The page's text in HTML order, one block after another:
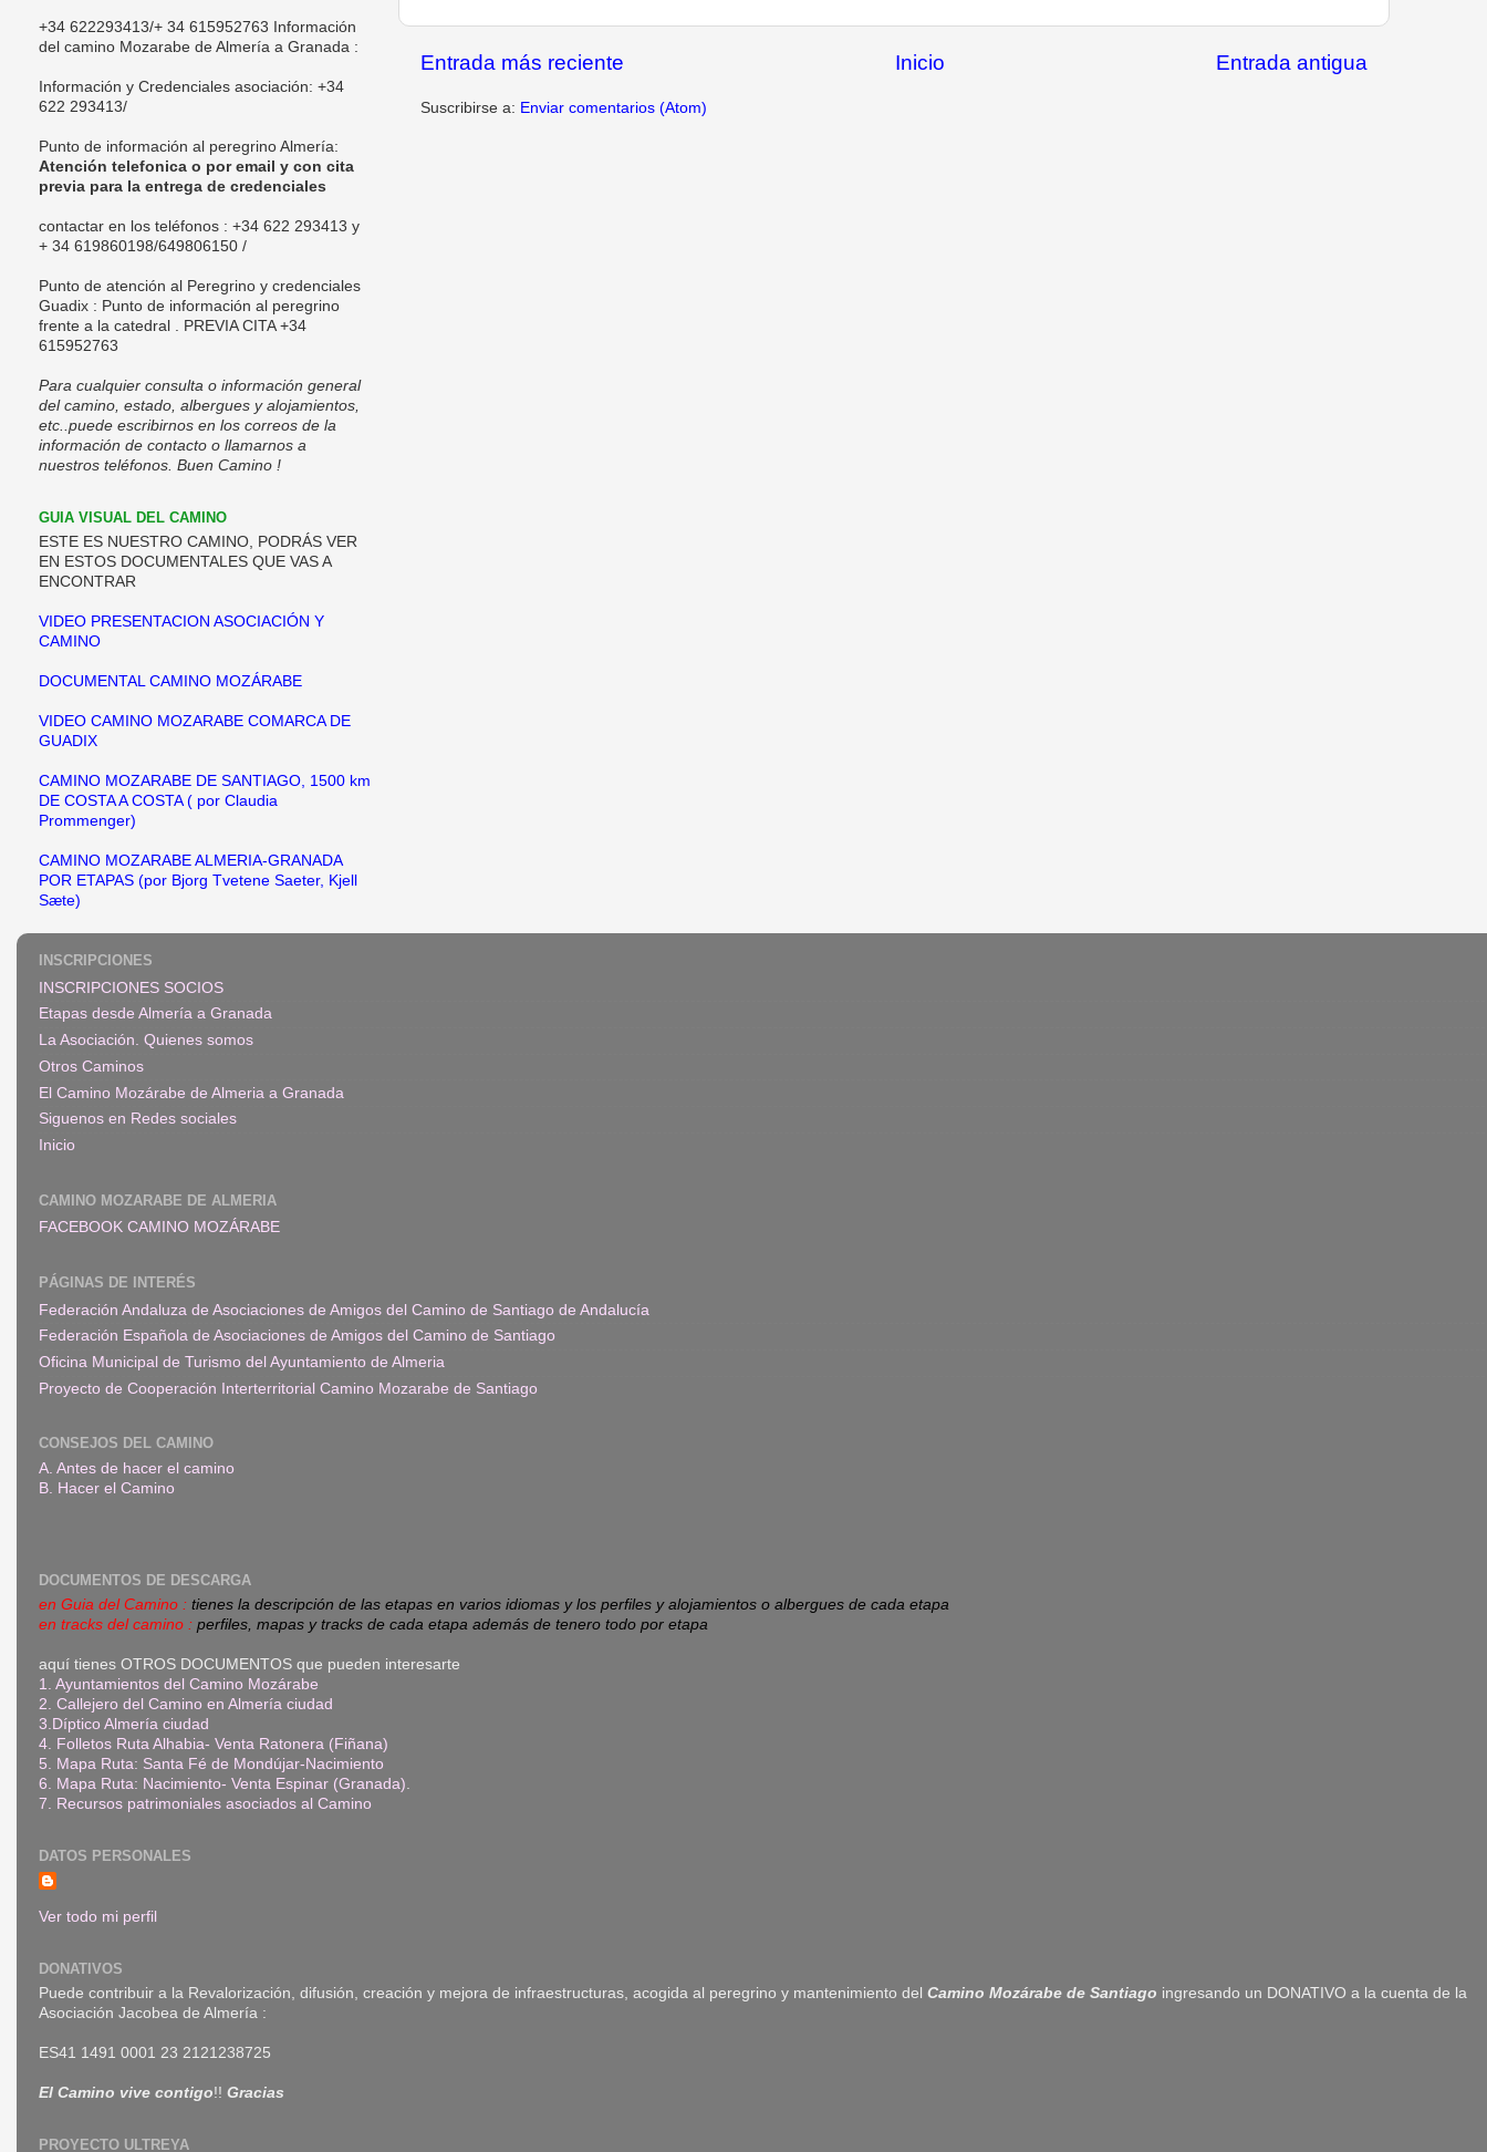
Entrada más reciente Entrada antigua
Inicio
Suscribirse a: Enviar comentarios (Atom)
+34 622293413/+ 34 615952763 Información
del camino Mozarabe de Almería a Granada :
Información y Credenciales asociación: +34
622 293413/
Punto de información al peregrino Almería:
Atención telefonica o por email y con cita
previa para la entrega de credenciales
contactar en los teléfonos : +34 622 293413 y
+ 34 619860198/649806150 /
Punto de atención al Peregrino y credenciales
Guadix : Punto de información al peregrino
frente a la catedral . PREVIA CITA +34
615952763
Para cualquier consulta o información general
del camino, estado, albergues y alojamientos,
etc..puede escribirnos en los correos de la
información de contacto o llamarnos a
nuestros teléfonos. Buen Camino !
GUIA VISUAL DEL CAMINO
ESTE ES NUESTRO CAMINO, PODRÁS VER
EN ESTOS DOCUMENTALES QUE VAS A
ENCONTRAR
VIDEO PRESENTACION ASOCIACIÓN Y
CAMINO
DOCUMENTAL CAMINO MOZÁRABE
VIDEO CAMINO MOZARABE COMARCA DE
GUADIX
CAMINO MOZARABE DE SANTIAGO, 1500 km
DE COSTA A COSTA ( por Claudia
Prommenger)
CAMINO MOZARABE ALMERIA-GRANADA
POR ETAPAS (por Bjorg Tvetene Saeter, Kjell
Sæte)
INSCRIPCIONES
INSCRIPCIONES SOCIOS
Etapas desde Almería a Granada
La Asociación. Quienes somos
Otros Caminos
El Camino Mozárabe de Almeria a Granada
Siguenos en Redes sociales
Inicio
CAMINO MOZARABE DE ALMERIA
FACEBOOK CAMINO MOZÁRABE
PÁGINAS DE INTERÉS
Federación Andaluza de Asociaciones de Amigos del Camino de Santiago de Andalucía
Federación Española de Asociaciones de Amigos del Camino de Santiago
Oficina Municipal de Turismo del Ayuntamiento de Almeria
Proyecto de Cooperación Interterritorial Camino Mozarabe de Santiago
CONSEJOS DEL CAMINO
A. Antes de hacer el camino
B. Hacer el Camino
DOCUMENTOS DE DESCARGA
en Guia del Camino : tienes la descripción de las etapas en varios idiomas y los perfiles y alojamientos o albergues de cada etapa
en tracks del camino : perfiles, mapas y tracks de cada etapa además de tenero todo por etapa
aquí tienes OTROS DOCUMENTOS que pueden interesarte
1. Ayuntamientos del Camino Mozárabe
2. Callejero del Camino en Almería ciudad
3.Díptico Almería ciudad
4. Folletos Ruta Alhabia- Venta Ratonera (Fiñana)
5. Mapa Ruta: Santa Fé de Mondújar-Nacimiento
6. Mapa Ruta: Nacimiento- Venta Espinar (Granada).
7. Recursos patrimoniales asociados al Camino
DATOS PERSONALES
Ver todo mi perfil
DONATIVOS
Puede contribuir a la Revalorización, difusión, creación y mejora de infraestructuras, acogida al peregrino y mantenimiento del Camino Mozárabe de Santiago ingresando un DONATIVO a la cuenta de la
Asociación Jacobea de Almería :
ES41 1491 0001 23 2121238725
El Camino vive contigo!! Gracias
PROYECTO ULTREYA